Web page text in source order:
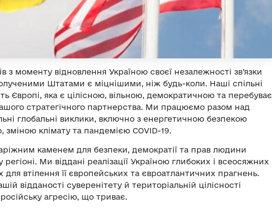
з моменту відновлення Україною своєї незалежності зв’язки
Штатами є міцнішими, ніж будь-коли. Наші спільні
Європі, яка є цілісною, вільною, демократичною та перебуває
стратегічного партнерства. Ми працюємо разом над
глобальні виклики, включно з енергетичною безпекою
зміною клімату та пандемією COVID-19.
каменем для безпеки, демократії та прав людини
регіоні. Ми віддані реалізації Україною глибоких і всеосяжних
втілення її європейських та євроатлантичних прагнень.
відданості суверенітету й територіальній цілісності
агресію, що триває.